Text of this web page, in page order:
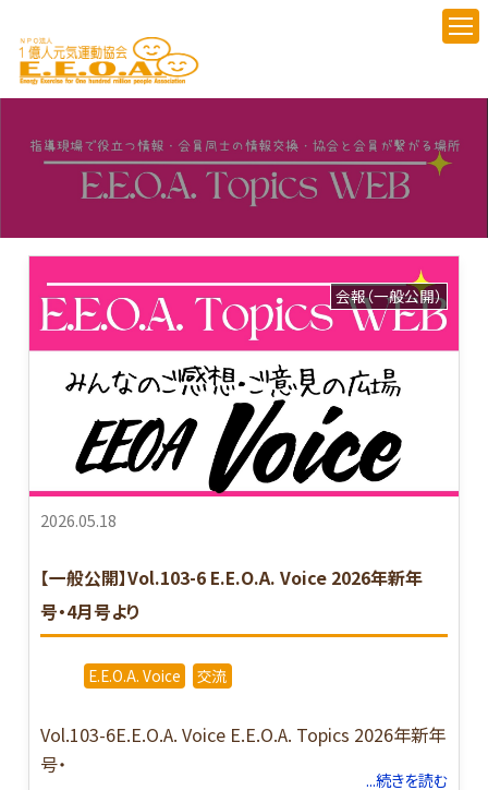
2026.05.18
【一般公開】Vol.103-6 E.E.O.A. Voice 2026年新年
号・4月号より
会報（一般公開）
E.E.O.A. Voice 交流
Vol.103-6E.E.O.A. Voice E.E.O.A. Topics 2026年新年
号・
...続きを読む